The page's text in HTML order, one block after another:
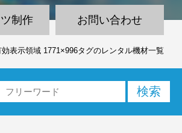
制作 お問い合わせ
効表示領域 1771×996タグのレンタル機材一覧